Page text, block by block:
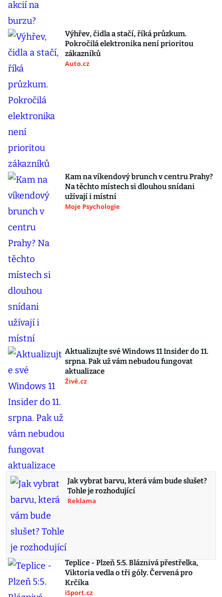
Výhřev, čidla a stačí, říká průzkum.
Pokročilá elektronika není prioritou
zákazníků
Auto.cz
Kam na víkendový brunch v centru Prahy?
Na těchto místech si dlouhou snídani
užívají i místní
Moje Psychologie
Aktualizujte své Windows 11 Insider do 11.
srpna. Pak už vám nebudou fungovat
aktualizace
Živě.cz
Jak vybrat barvu, která vám bude slušet?
Tohle je rozhodující
Reklama
Teplice - Plzeň 5:5. Bláznivá přestřelka,
Viktoria vedla o tři góly. Červená pro
Krčíka
iSport.cz